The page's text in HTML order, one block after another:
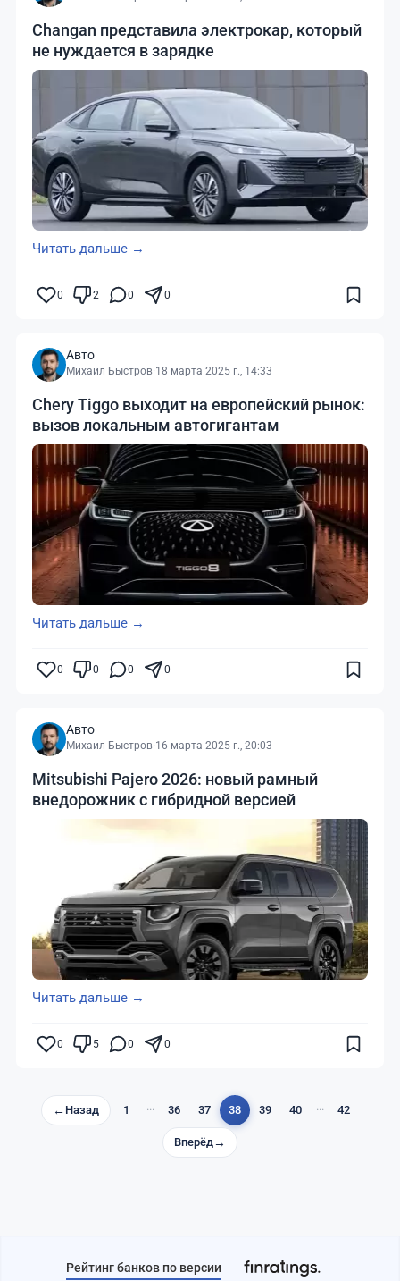
Changan представила электрокар, который
не нуждается в зарядке
Читать дальше →
0 2 0 0
Авто
Михаил Быстров·18 марта 2025 г., 14:33
Chery Tiggo выходит на европейский рынок:
вызов локальным автогигантам
Читать дальше →
0 0 0 0
Авто
Михаил Быстров·16 марта 2025 г., 20:03
Mitsubishi Pajero 2026: новый рамный
внедорожник с гибридной версией
Читать дальше →
0 5 0 0
← Назад 1 ··· 36 37 38 39 40 ··· 42
Вперёд→
Рейтинг банков по версии